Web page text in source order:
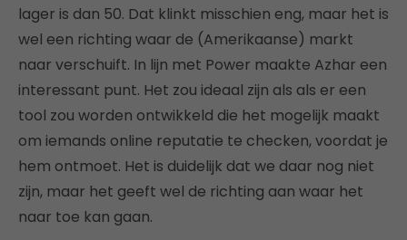
lager is dan 50. Dat klinkt misschien eng, maar het is
wel een richting waar de (Amerikaanse) markt
naar verschuift. In lijn met Power maakte Azhar een
interessant punt. Het zou ideaal zijn als als er een
tool zou worden ontwikkeld die het mogelijk maakt
om iemands online reputatie te checken, voordat je
hem ontmoet. Het is duidelijk dat we daar nog niet
zijn, maar het geeft wel de richting aan waar het
naar toe kan gaan.